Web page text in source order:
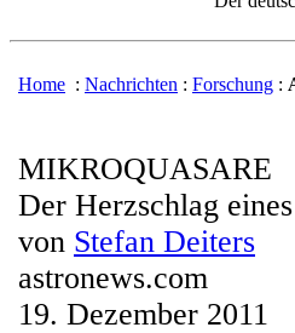
Home : Nachrichten : Forschung :
MIKROQUASARE
Der Herzschlag
von Stefan Deiters
astronews.com
19. Dezember 2011